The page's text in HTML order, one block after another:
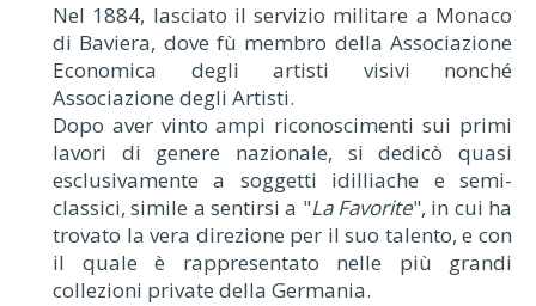
Nel 1884, lasciato il servizio militare a Monaco
di Baviera, dove fù membro della Associazione
Economica degli artisti visivi nonché
Associazione degli Artisti.
Dopo aver vinto ampi riconoscimenti sui primi
lavori di genere nazionale, si dedicò quasi
esclusivamente a soggetti idilliache e semi-
classici, simile a sentirsi a "La Favorite", in cui ha
trovato la vera direzione per il suo talento, e con
il quale è rappresentato nelle più grandi
collezioni private della Germania.